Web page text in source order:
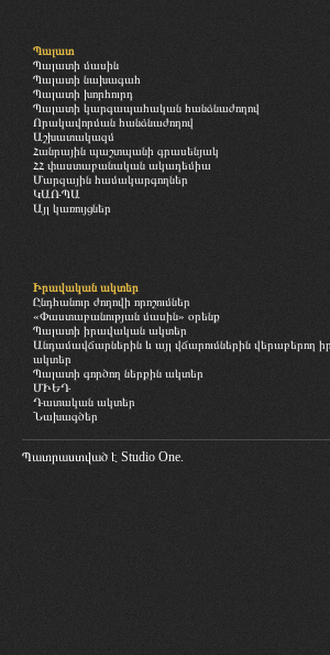
Պալատ
Պալատի մասին
Պալատի նախագահ
Պալատի խորհուրդ
Պալատի կարգապահական հանձնաժողով
Որակավորման հանձնաժողով
Աշխատակազմ
Հանրային պաշտպանի գրասենյակ
ՀՀ փաստաբանական ակադեմիա
Մարզային համակարգողներ
ԿԱՌՊԱ
Այլ կառույցներ
Իրավական ակտեր
Ընդհանուր ժողովի որոշումներ
«Փաստաբանության մասին» օրենք
Պալատի իրավական ակտեր
Անդամավճարներին և այլ վճարումներին վերաբերող
ակտեր
Պալատի գործող ներքին ակտեր
ՄԻԵԴ
Դատական ակտեր
Նախագծեր
Պատրաստված է Studio One.